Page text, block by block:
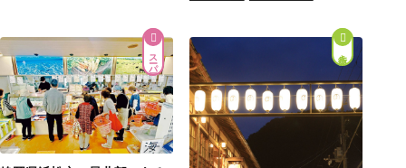
スーパー 街歩き